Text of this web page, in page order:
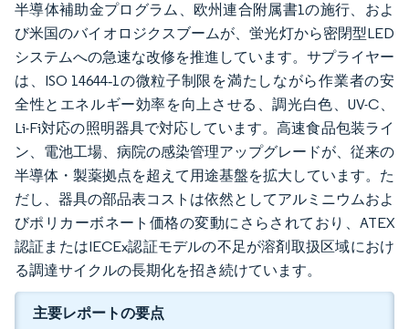
半導体補助金プログラム、欧州連合附属書1の施行、およ
び米国のバイオロジクスブームが、蛍光灯から密閉型LED
システムへの急速な改修を推進しています。サプライヤー
は、ISO 14644‐1の微粒子制限を満たしながら作業者の安
全性とエネルギー効率を向上させる、調光白色、UV-C、
Li-Fi対応の照明器具で対応しています。高速食品包装ライ
ン、電池工場、病院の感染管理アップグレードが、従来の
半導体・製薬拠点を超えて用途基盤を拡大しています。た
だし、器具の部品表コストは依然としてアルミニウムおよ
びポリカーボネート価格の変動にさらされており、ATEX
認証またはIECEx認証モデルの不足が溶剤取扱区域におけ
る調達サイクルの長期化を招き続けています。
主要レポートの要点